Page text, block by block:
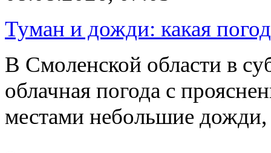
Туман и дожди: какая
В Смоленской области в
облачная погода с
местами небольшие